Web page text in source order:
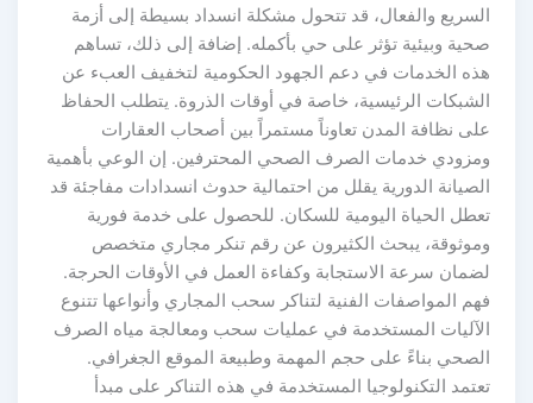
السريع والفعال، قد تتحول مشكلة انسداد بسيطة إلى أزمة
صحية وبيئية تؤثر على حي بأكمله. إضافة إلى ذلك، تساهم
هذه الخدمات في دعم الجهود الحكومية لتخفيف العبء عن
الشبكات الرئيسية، خاصة في أوقات الذروة. يتطلب الحفاظ
على نظافة المدن تعاوناً مستمراً بين أصحاب العقارات
ومزودي خدمات الصرف الصحي المحترفين. إن الوعي بأهمية
الصيانة الدورية يقلل من احتمالية حدوث انسدادات مفاجئة قد
تعطل الحياة اليومية للسكان. للحصول على خدمة فورية
وموثوقة، يبحث الكثيرون عن رقم تنكر مجاري متخصص
لضمان سرعة الاستجابة وكفاءة العمل في الأوقات الحرجة.
فهم المواصفات الفنية لتناكر سحب المجاري وأنواعها تتنوع
الآليات المستخدمة في عمليات سحب ومعالجة مياه الصرف
الصحي بناءً على حجم المهمة وطبيعة الموقع الجغرافي.
تعتمد التكنولوجيا المستخدمة في هذه التناكر على مبدأ